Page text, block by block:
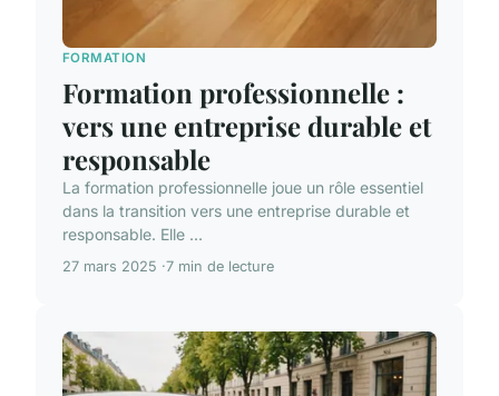
FORMATION
Formation professionnelle :
vers une entreprise durable et
responsable
La formation professionnelle joue un rôle essentiel
dans la transition vers une entreprise durable et
responsable. Elle ...
27 mars 2025 7 min de lecture